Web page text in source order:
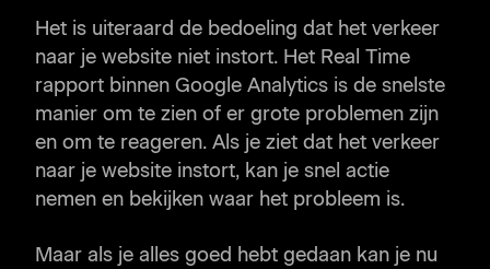
Het is uiteraard de bedoeling dat het verkeer
naar je website niet instort. Het Real Time
rapport binnen Google Analytics is de snelste
manier om te zien of er grote problemen zijn
en om te reageren. Als je ziet dat het verkeer
naar je website instort, kan je snel actie
nemen en bekijken waar het probleem is.
Maar als je alles goed hebt gedaan kan je nu